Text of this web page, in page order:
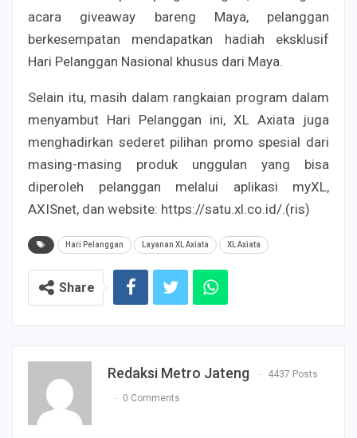
acara giveaway bareng Maya, pelanggan
berkesempatan mendapatkan hadiah eksklusif
Hari Pelanggan Nasional khusus dari Maya.
Selain itu, masih dalam rangkaian program dalam
menyambut Hari Pelanggan ini, XL Axiata juga
menghadirkan sederet pilihan promo spesial dari
masing-masing produk unggulan yang bisa
diperoleh pelanggan melalui aplikasi myXL,
AXISnet, dan website: https://satu.xl.co.id/.(ris)
Hari Pelanggan Layanan XL Axiata XL Axiata
Share
Redaksi Metro Jateng 4437 Posts
0 Comments